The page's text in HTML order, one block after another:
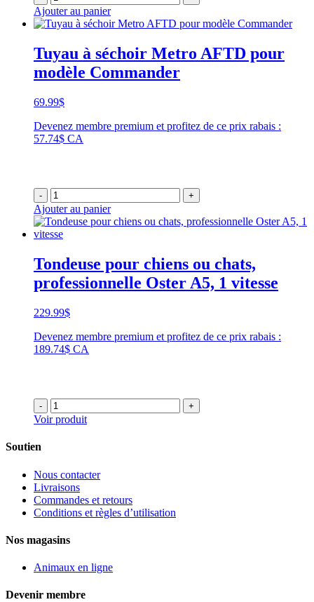
Ajouter au panier
Tuyau à séchoir Metro AFTD pour
modèle Commander
69.99$
Devenez membre premium et profitez de ce prix rabais :
57.74$ CA
- +
Ajouter au panier
Tondeuse pour chiens ou chats,
professionnelle Oster A5, 1 vitesse
229.99$
Devenez membre premium et profitez de ce prix rabais :
189.74$ CA
- +
Voir produit
Soutien
Nous contacter
Livraisons
Commandes et retours
Conditions et règles d’utilisation
Nos magasins
Animaux en ligne
Devenir membre